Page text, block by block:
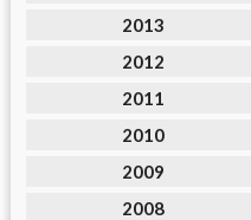
2013
2012
2011
2010
2009
2008